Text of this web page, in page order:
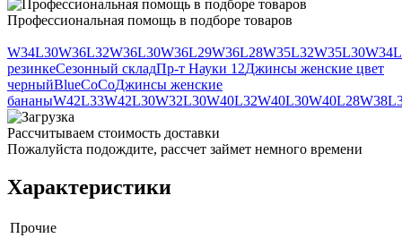
Профессиональная помощь в подборе товаров
W34L30W36L32W36L30W36L29W36L28W35L32W35L30
резинкеСезонный складПр-т Науки 12Джинсы женские цвет
черныйBlueCoCoДжинсы женские
бананыW42L33W42L30W32L30W40L32W40L30W40L28
Рассчитываем стоимость доставки
Пожалуйста подождите, рассчет займет немного времени
Характеристики
Прочие